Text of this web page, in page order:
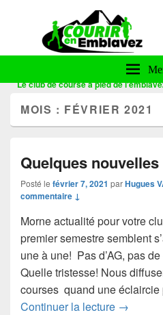
Courir en
Le club de course à pied de
MOIS : FÉVRIER 2021
Quelques nouvelles
Posté le février 7, 2021 parHugues
commentaire ↓
Morne actualité pour votre
premier semestre semblent
une à une! Pas d’AG, pas
Quelle tristesse! Nous
courses quand une éclaircie
Continuer la lecture →